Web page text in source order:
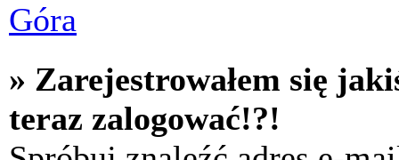
Góra
» Zarejestrowałem się
teraz zalogować!?!